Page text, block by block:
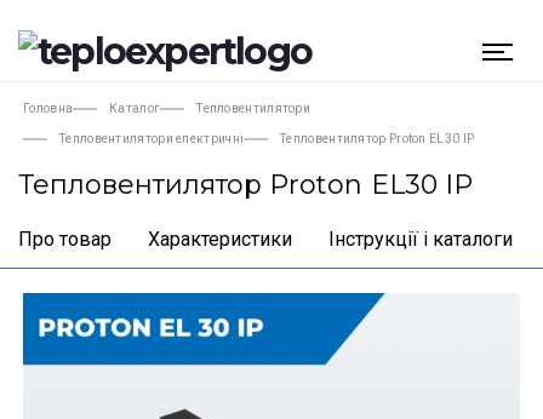
Головна Каталог Тепловентилятори
Тепловентилятори електричні Тепловентилятор Proton EL30 IP
Тепловентилятор Proton EL30 IP
Про товар Характеристики Інструкції і каталоги